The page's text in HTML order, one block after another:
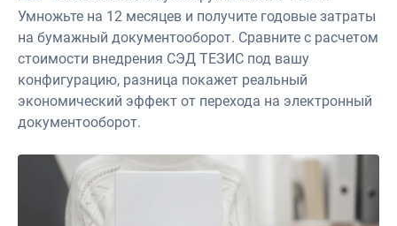
Умножьте на 12 месяцев и получите годовые затраты
на бумажный документооборот. Сравните с расчетом
стоимости внедрения СЭД ТЕЗИС под вашу
конфигурацию, разница покажет реальный
экономический эффект от перехода на электронный
документооборот.